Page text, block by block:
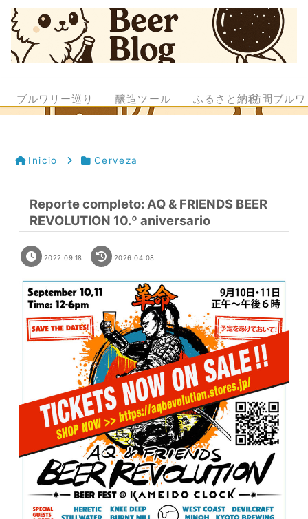
ブルワリー巡り 醸造ツール ふるさと納税訪問ブル
Inicio Cerveza
Reporte completo: AQ & FRIENDS BEER
REVOLUTION 10.º aniversario
2022.09.18 2026.04.08